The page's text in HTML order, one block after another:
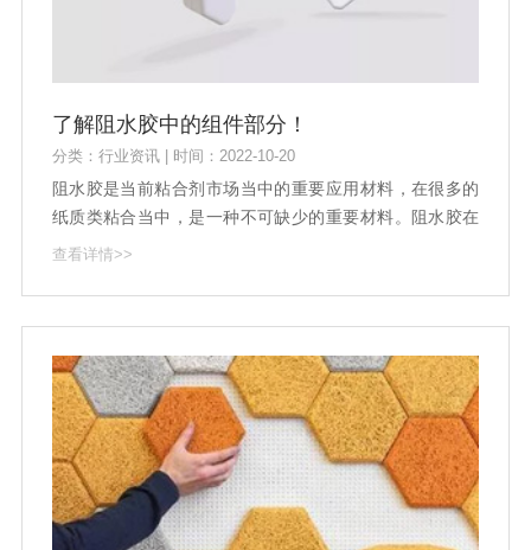
了解阻水胶中的组件部分！
分类：行业资讯 | 时间：2022-10-20
阻水胶是当前粘合剂市场当中的重要应用材料，在很多的
纸质类粘合当中，是一种不可缺少的重要材料。阻水胶在
纸质类产品的粘合当中，其粘合性的稳固，长久等保持，
查看详情>>